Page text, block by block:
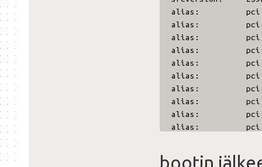
alias:
alias:
alias:
alias:
alias:
alias:
alias:
alias:
alias:
alias:
alias:
bootin